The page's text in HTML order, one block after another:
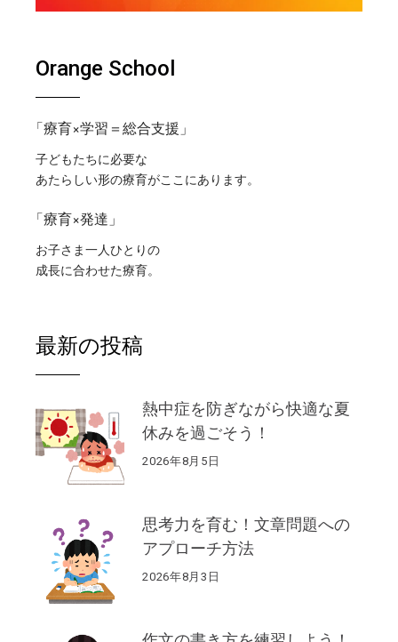
Orange School
「療育×学習＝総合支援」
子どもたちに必要な
あたらしい形の療育がここにあります。
「療育×発達」
お子さま一人ひとりの
成長に合わせた療育。
最新の投稿
熱中症を防ぎながら快適な夏
休みを過ごそう！
2026年8月5日
思考力を育む！文章問題への
アプローチ方法
2026年8月3日